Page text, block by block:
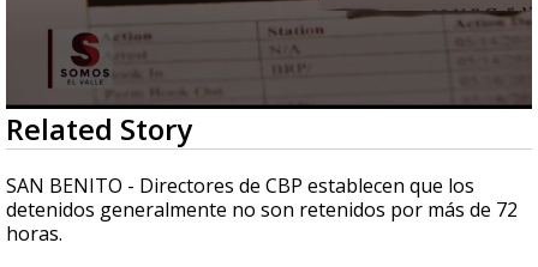
0
seconds
of
3
minutes,
40
seconds
Related Story
SAN BENITO - Directores de CBP establecen que los
detenidos generalmente no son retenidos por más de 72
horas.